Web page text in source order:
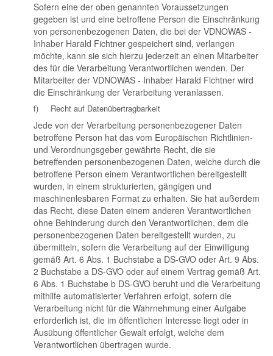
Sofern eine der oben genannten Voraussetzungen
gegeben ist und eine betroffene Person die Einschränkung
von personenbezogenen Daten, die bei der VDNOWAS -
Inhaber Harald Fichtner gespeichert sind, verlangen
möchte, kann sie sich hierzu jederzeit an einen Mitarbeiter
des für die Verarbeitung Verantwortlichen wenden. Der
Mitarbeiter der VDNOWAS - Inhaber Harald Fichtner wird
die Einschränkung der Verarbeitung veranlassen.
f) Recht auf Datenübertragbarkeit
Jede von der Verarbeitung personenbezogener Daten
betroffene Person hat das vom Europäischen Richtlinien-
und Verordnungsgeber gewährte Recht, die sie
betreffenden personenbezogenen Daten, welche durch die
betroffene Person einem Verantwortlichen bereitgestellt
wurden, in einem strukturierten, gängigen und
maschinenlesbaren Format zu erhalten. Sie hat außerdem
das Recht, diese Daten einem anderen Verantwortlichen
ohne Behinderung durch den Verantwortlichen, dem die
personenbezogenen Daten bereitgestellt wurden, zu
übermitteln, sofern die Verarbeitung auf der Einwilligung
gemäß Art. 6 Abs. 1 Buchstabe a DS-GVO oder Art. 9 Abs.
2 Buchstabe a DS-GVO oder auf einem Vertrag gemäß Art.
6 Abs. 1 Buchstabe b DS-GVO beruht und die Verarbeitung
mithilfe automatisierter Verfahren erfolgt, sofern die
Verarbeitung nicht für die Wahrnehmung einer Aufgabe
erforderlich ist, die im öffentlichen Interesse liegt oder in
Ausübung öffentlicher Gewalt erfolgt, welche dem
Verantwortlichen übertragen wurde.